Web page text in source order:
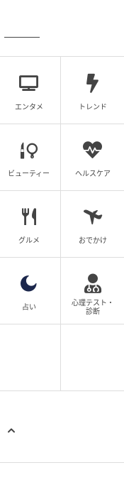
エンタメ トレンド
ビューティー ヘルスケア
グルメ おでかけ
占い
心理テスト・
診断